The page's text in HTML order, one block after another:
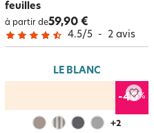
feuilles
à partir de59,90 €
4.5/5 - 2 avis
LE BLANC
-40%
+2